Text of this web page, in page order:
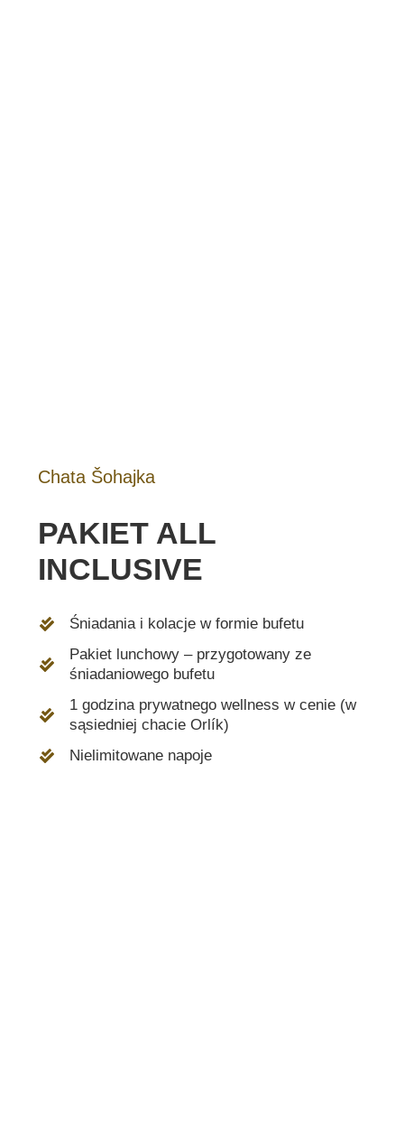
Chata Šohajka
PAKIET ALL
INCLUSIVE
Śniadania i kolacje w formie bufetu
Pakiet lunchowy – przygotowany ze
śniadaniowego bufetu
1 godzina prywatnego wellness w cenie (w
sąsiedniej chacie Orlík)
Nielimitowane napoje